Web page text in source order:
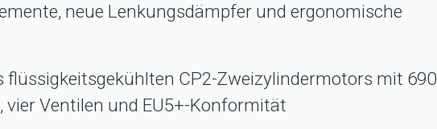
neue Lenkungsdämpfer und ergonomische
flüssigkeitsgekühlten CP2-Zweizylindermotors mit 690
vier Ventilen und EU5+-Konformität